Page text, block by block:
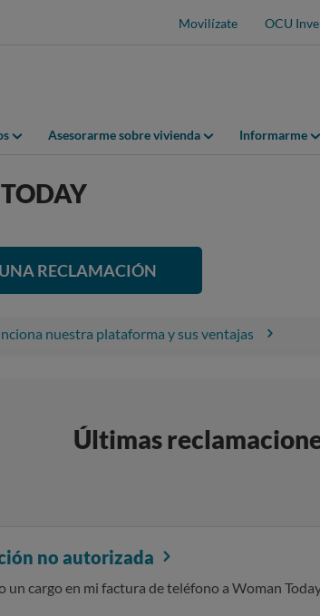
Movilízate OCU
Asesorarme sobre vivienda Informarme
RECLAMACIÓN
nuestra plataforma y sus ventajas
Últimas
no autorizada
un cargo en mi factura de teléfono a Woman